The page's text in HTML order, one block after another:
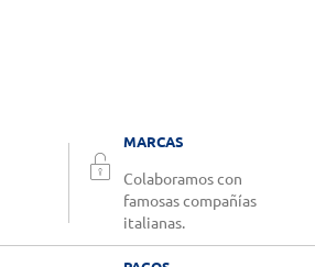
MARCAS
Colaboramos con
famosas compañías
italianas.